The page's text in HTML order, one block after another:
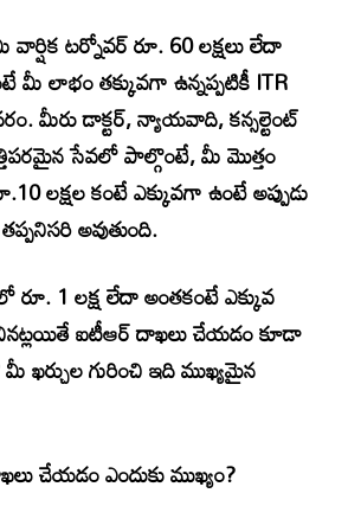
టర్నోవర్ రూ. 60 లక్షలు లేదా
మీ లాభం తక్కువగా ఉన్నప్పటికీ ITR
మీరు డాక్టర్, న్యాయవాది, కన్సల్టెంట్
సేవలో పాల్గొంటే, మీ మొత్తం
లక్షల కంటే ఎక్కువగా ఉంటే అప్పుడు
అవుతుంది.
రూ. 1 లక్ష లేదా అంతకంటే ఎక్కువ
ఐటీఆర్ దాఖలు చేయడం కూడా
ఖర్చుల గురించి ఇది ముఖ్యమైన
చేయడం ఎందుకు ముఖ్యం?